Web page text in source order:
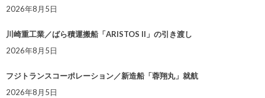
2026年8月5日
川崎重工業／ばら積運搬船「ARISTOS II」の引き渡し
2026年8月5日
フジトランスコーポレーション／新造船「蓉翔丸」就航
2026年8月5日